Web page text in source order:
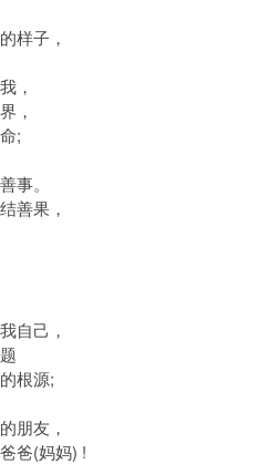
样子，
，
，
;
。
善果，
自己，
根源;
朋友，
爸(妈妈) !